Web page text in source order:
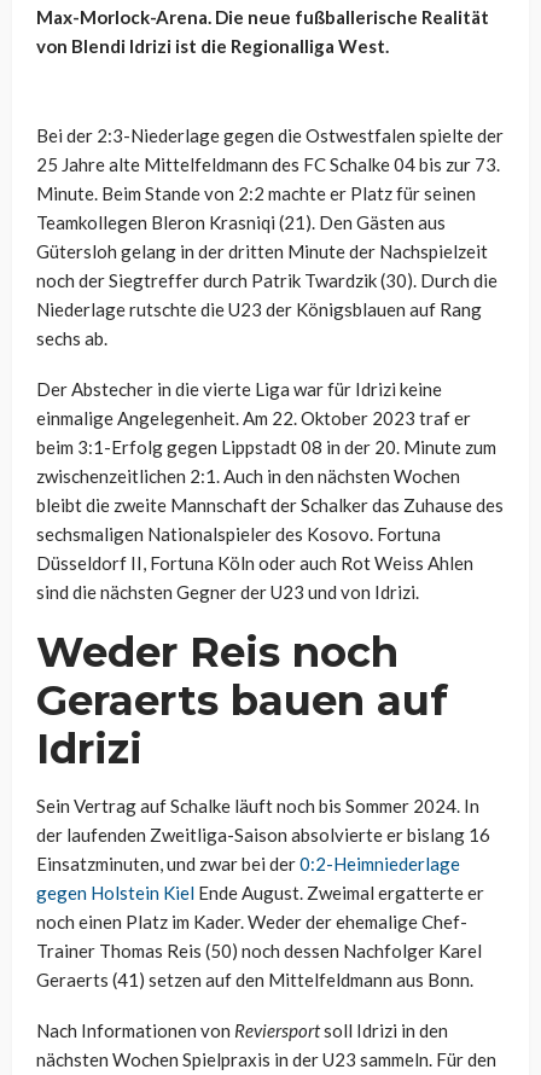
Max-Morlock-Arena. Die neue fußballerische Realität
von Blendi Idrizi ist die Regionalliga West.
Bei der 2:3-Niederlage gegen die Ostwestfalen spielte der
25 Jahre alte Mittelfeldmann des FC Schalke 04 bis zur 73.
Minute. Beim Stande von 2:2 machte er Platz für seinen
Teamkollegen Bleron Krasniqi (21). Den Gästen aus
Gütersloh gelang in der dritten Minute der Nachspielzeit
noch der Siegtreffer durch Patrik Twardzik (30). Durch die
Niederlage rutschte die U23 der Königsblauen auf Rang
sechs ab.
Der Abstecher in die vierte Liga war für Idrizi keine
einmalige Angelegenheit. Am 22. Oktober 2023 traf er
beim 3:1-Erfolg gegen Lippstadt 08 in der 20. Minute zum
zwischenzeitlichen 2:1. Auch in den nächsten Wochen
bleibt die zweite Mannschaft der Schalker das Zuhause des
sechsmaligen Nationalspieler des Kosovo. Fortuna
Düsseldorf II, Fortuna Köln oder auch Rot Weiss Ahlen
sind die nächsten Gegner der U23 und von Idrizi.
Weder Reis noch
Geraerts bauen auf
Idrizi
Sein Vertrag auf Schalke läuft noch bis Sommer 2024. In
der laufenden Zweitliga-Saison absolvierte er bislang 16
Einsatzminuten, und zwar bei der0:2-Heimniederlage
gegen Holstein Kiel Ende August. Zweimal ergatterte er
noch einen Platz im Kader. Weder der ehemalige Chef-
Trainer Thomas Reis (50) noch dessen Nachfolger Karel
Geraerts (41) setzen auf den Mittelfeldmann aus Bonn.
Nach Informationen von Reviersportsoll Idrizi in den
nächsten Wochen Spielpraxis in der U23 sammeln. Für den